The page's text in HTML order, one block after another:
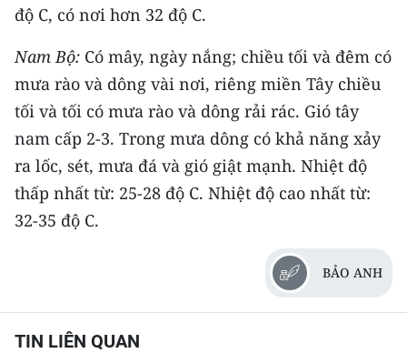
độ C, có nơi hơn 32 độ C.
Nam Bộ: Có mây, ngày nắng; chiều tối và đêm có
mưa rào và dông vài nơi, riêng miền Tây chiều
tối và tối có mưa rào và dông rải rác. Gió tây
nam cấp 2-3. Trong mưa dông có khả năng xảy
ra lốc, sét, mưa đá và gió giật mạnh. Nhiệt độ
thấp nhất từ: 25-28 độ C. Nhiệt độ cao nhất từ:
32-35 độ C.
BẢO ANH
TIN LIÊN QUAN